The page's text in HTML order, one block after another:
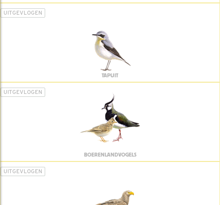
UITGEVLOGEN
TAPUIT
UITGEVLOGEN
BOERENLANDVOGELS
UITGEVLOGEN